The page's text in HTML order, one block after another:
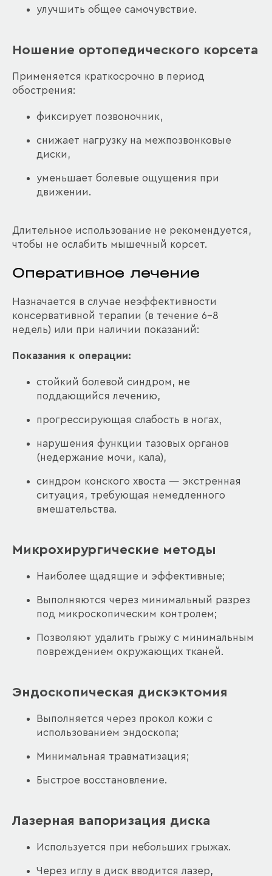
улучшить общее самочувствие.
Ношение ортопедического корсета
Применяется краткосрочно в период
обострения:
фиксирует позвоночник,
снижает нагрузку на межпозвонковые
диски,
уменьшает болевые ощущения при
движении.
Длительное использование не рекомендуется,
чтобы не ослабить мышечный корсет.
Оперативное лечение
Назначается в случае неэффективности
консервативной терапии (в течение 6–8
недель) или при наличии показаний:
Показания к операции:
стойкий болевой синдром, не
поддающийся лечению,
прогрессирующая слабость в ногах,
нарушения функции тазовых органов
(недержание мочи, кала),
синдром конского хвоста — экстренная
ситуация, требующая немедленного
вмешательства.
Микрохирургические методы
Наиболее щадящие и эффективные;
Выполняются через минимальный разрез
под микроскопическим контролем;
Позволяют удалить грыжу с минимальным
повреждением окружающих тканей.
Эндоскопическая дискэктомия
Выполняется через прокол кожи с
использованием эндоскопа;
Минимальная травматизация;
Быстрое восстановление.
Лазерная вапоризация диска
Используется при небольших грыжах.
Через иглу в диск вводится лазер,